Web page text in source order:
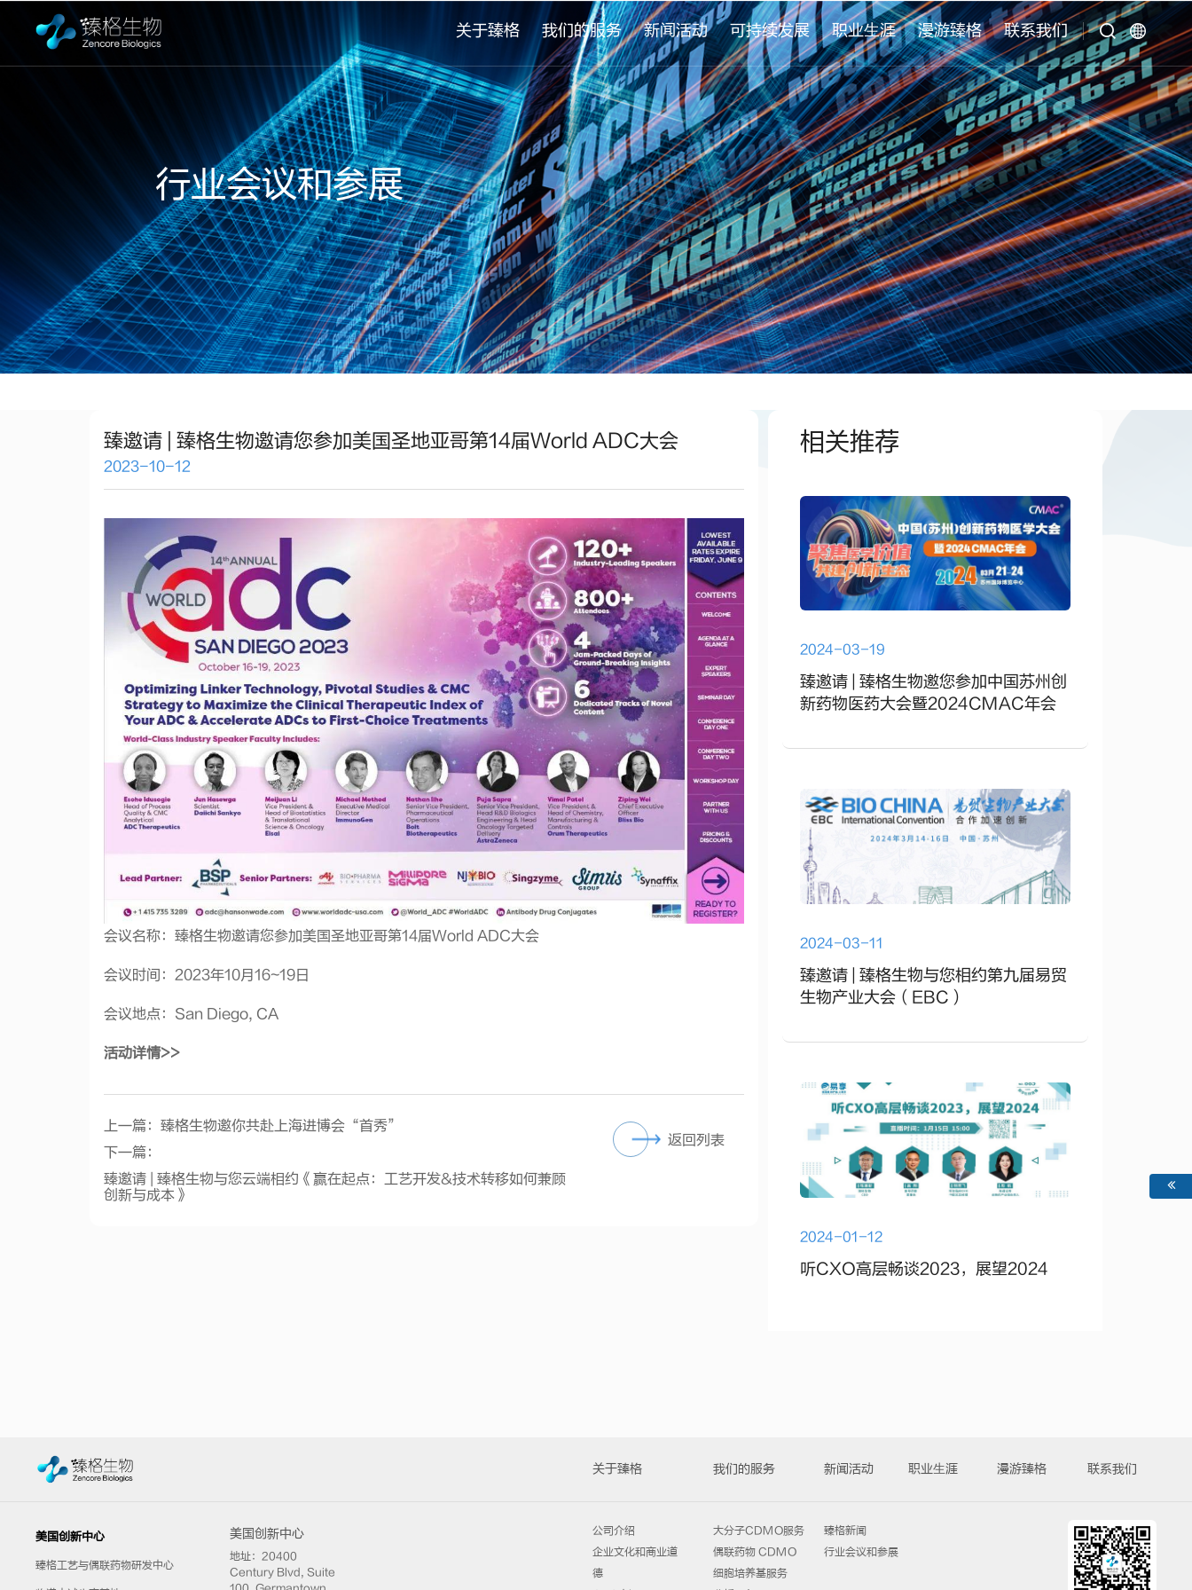
关于臻格 我们的服务 新闻活动 可持续发展 职业⽣涯 漫游臻格 联系我们
行业会议和参展
首页>新闻活动>行业会议和参展>正文
臻邀请 | 臻格生物邀请您参加美国圣地亚哥第14届World ADC大会
2023-10-12
会议名称：臻格生物邀请您参加美国圣地亚哥第14届World ADC大会
会议时间：2023年10月16~19日
会议地点：San Diego, CA
活动详情>>
上一篇： 臻格生物邀你共赴上海进博会“首秀”
下一篇：
臻邀请 | 臻格生物与您云端相约《赢在起点：工艺开发&技术转移如何兼顾
创新与成本》
返回列表
相关推荐
2024-03-19
臻邀请 | 臻格生物邀您参加中国苏州创
新药物医药大会暨2024CMAC年会
2024-03-11
臻邀请 | 臻格生物与您相约第九届易贸
生物产业大会（EBC）
2024-01-12
听CXO高层畅谈2023，展望2024
关于臻格 我们的服务 新闻活动 职业⽣涯 漫游臻格 联系我们
美国创新中心
臻格工艺与偶联药物研发中心
美国创新中心
地址：20400
Century Blvd, Suite
公司介绍
企业文化和商业道
德
大分子CDMO服务
偶联药物 CDMO
细胞培养基服务
臻格新闻
行业会议和参展